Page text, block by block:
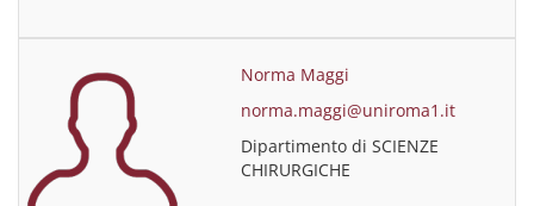
Norma Maggi
norma.maggi@uniroma1.it
Dipartimento di SCIENZE
CHIRURGICHE